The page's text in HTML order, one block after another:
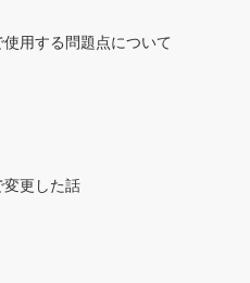
用する問題点について
更した話